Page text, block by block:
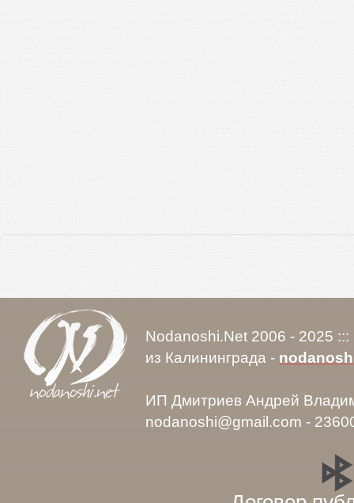
Nodanoshi.Net 2006 - 2025
из Калининграда -
ИП Дмитриев Андрей
nodanoshi@gmail.com -